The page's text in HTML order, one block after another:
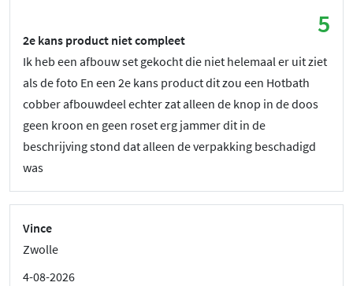
5
2e kans product niet compleet
Ik heb een afbouw set gekocht die niet helemaal er uit ziet
als de foto En een 2e kans product dit zou een Hotbath
cobber afbouwdeel echter zat alleen de knop in de doos
geen kroon en geen roset erg jammer dit in de
beschrijving stond dat alleen de verpakking beschadigd
was
Vince
Zwolle
4-08-2026